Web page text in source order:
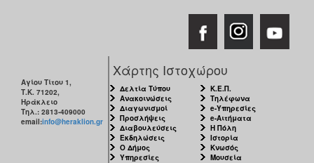
Αγίου Τίτου 1,
Τ.Κ. 71202,
Ηράκλειο
Τηλ.: 2813-409000
email:info@heraklion.gr
Χάρτης Ιστοχώρου
Δελτία Τύπου
Ανακοινώσεις
Διαγωνισμοί
Προσλήψεις
Διαβουλεύσεις
Εκδηλώσεις
Ο Δήμος
Υπηρεσίες
Κ.Ε.Π.
Τηλέφωνα
e-Υπηρεσίες
e-Αιτήματα
Η Πόλη
Ιστορία
Κνωσός
Μουσεία